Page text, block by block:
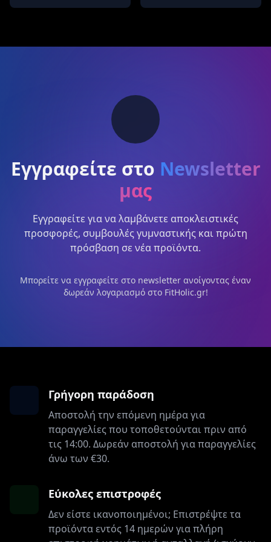
Εγγραφείτε στο Newsletter
μας
Εγγραφείτε για να λαμβάνετε αποκλειστικές
προσφορές, συμβουλές γυμναστικής και πρώτη
πρόσβαση σε νέα προϊόντα.
Μπορείτε να εγγραφείτε στο newsletter ανοίγοντας έναν
δωρεάν λογαριασμό στο FitHolic.gr!
Γρήγορη παράδοση
Αποστολή την επόμενη ημέρα για
παραγγελίες που τοποθετούνται πριν από
τις 14:00. Δωρεάν αποστολή για παραγγελίες
άνω των €30.
Εύκολες επιστροφές
Δεν είστε ικανοποιημένοι; Επιστρέψτε τα
προϊόντα εντός 14 ημερών για πλήρη